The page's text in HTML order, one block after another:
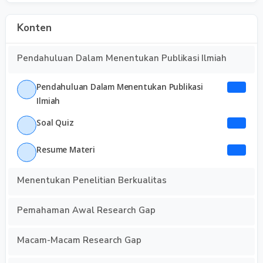
Konten
Pendahuluan Dalam Menentukan Publikasi Ilmiah
Pendahuluan Dalam Menentukan Publikasi
Ilmiah
Soal Quiz
Resume Materi
Menentukan Penelitian Berkualitas
Pemahaman Awal Research Gap
Macam-Macam Research Gap